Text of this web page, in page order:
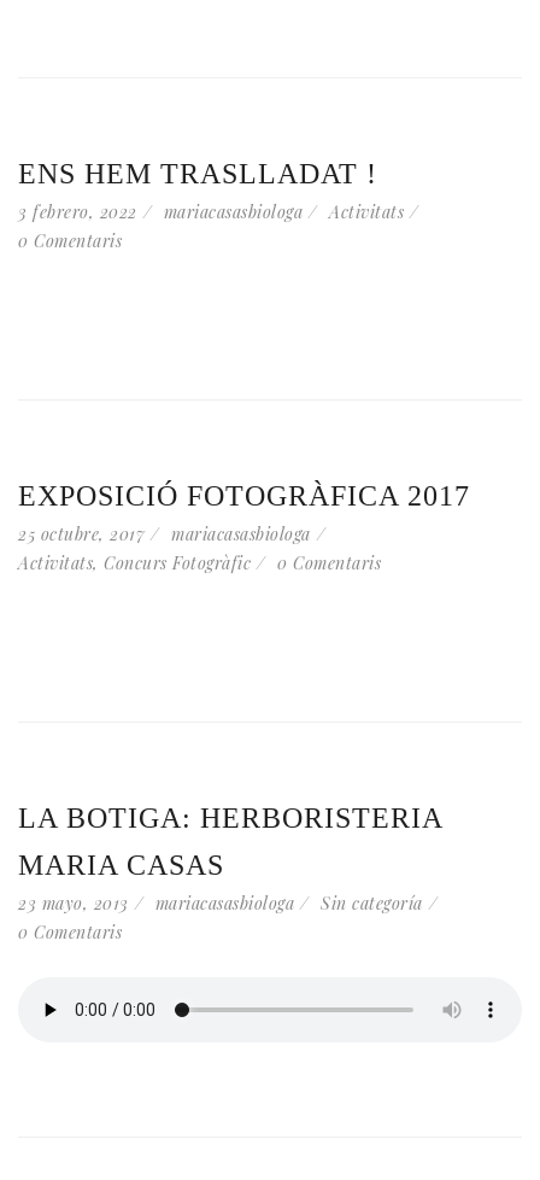
ENS HEM TRASLLADAT !
3 febrero, 2022 mariacasasbiologa
Activitats
0 Comentaris
EXPOSICIÓ FOTOGRÀFICA 2017
25 octubre, 2017
mariacasasbiologa
Activitats, Concurs Fotogràfic 0 Comentaris
LA BOTIGA: HERBORISTERIA
MARIA CASAS
23 mayo, 2013 mariacasasbiologa
Sin categoría
0 Comentaris